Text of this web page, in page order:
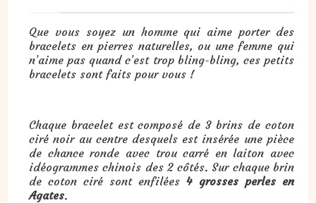
Que vous soyez un homme qui aime porter des
bracelets en pierres naturelles, ou une femme qui
n’aime pas quand c’est trop bling-bling, ces petits
bracelets sont faits pour vous !
Chaque bracelet est composé de 3 brins de coton
ciré noir au centre desquels est insérée une pièce
de chance ronde avec trou carré en laiton avec
idéogrammes chinois des 2 côtés. Sur chaque brin
de coton ciré sont enfilées 4 grosses perles en
Agates.